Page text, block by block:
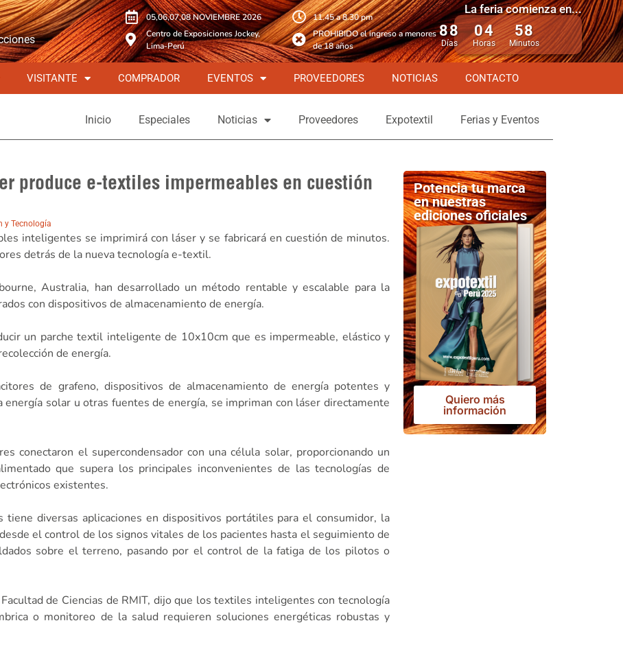
05,06,07,08 NOVIEMBRE 2026
Centro de Exposiciones Jockey,
Lima-Perú
11.45 a 8.30 pm
PROHIBIDO el ingreso a menores
de 18 años
La feria comienza en...
88
Días
04
Horas
58
Minutos
VISITANTE COMPRADOR EVENTOS PROVEEDORES NOTICIAS CONTACTO
Inicio Especiales Noticias Proveedores Expotextil Ferias y Eventos
produce e-textiles impermeables en cuestión
y Tecnología
inteligentes se imprimirá con láser y se fabricará en cuestión de minutos.
detrás de la nueva tecnología e-textil.
Australia, han desarrollado un método rentable y escalable para la
con dispositivos de almacenamiento de energía.
un parche textil inteligente de 10x10cm que es impermeable, elástico y
de energía.
de grafeno, dispositivos de almacenamiento de energía potentes y
solar u otras fuentes de energía, se impriman con láser directamente
conectaron el supercondensador con una célula solar, proporcionando un
que supera los principales inconvenientes de las tecnologías de
existentes.
diversas aplicaciones en dispositivos portátiles para el consumidor, la
el control de los signos vitales de los pacientes hasta el seguimiento de
sobre el terreno, pasando por el control de la fatiga de los pilotos o
de Ciencias de RMIT, dijo que los textiles inteligentes con tecnología
o monitoreo de la salud requieren soluciones energéticas robustas y
Potencia tu marca
en nuestras
ediciones oficiales
Quiero más
información